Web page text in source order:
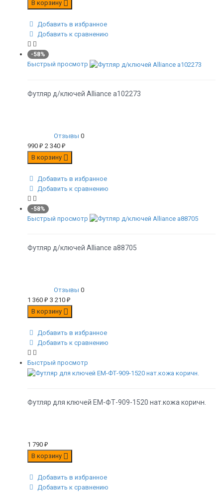
В корзину
Добавить в избранное
Добавить к сравнению
-58%
Быстрый просмотр
Футляр д/ключей Alliance а102273
Отзывы 0
990 ₽ 2 340 ₽
В корзину
Добавить в избранное
Добавить к сравнению
-58%
Быстрый просмотр
Футляр д/ключей Alliance а88705
Отзывы 0
1 360 ₽ 3 210 ₽
В корзину
Добавить в избранное
Добавить к сравнению
Быстрый просмотр
Футляр для ключей EM-ФТ-909-1520 нат.кожа коричн.
1 790 ₽
В корзину
Добавить в избранное
Добавить к сравнению